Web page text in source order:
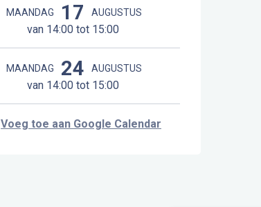
MAANDAG 17 AUGUSTUS
van 14:00 tot 15:00
MAANDAG 24 AUGUSTUS
van 14:00 tot 15:00
Voeg toe aan Google Calendar